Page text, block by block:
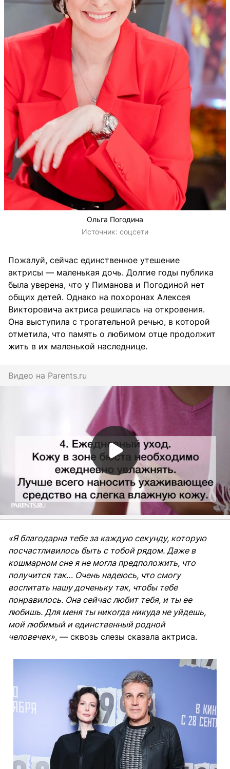
Ольга Погодина
Источник: соцсети
Пожалуй, сейчас единственное утешение
актрисы — маленькая дочь. Долгие годы публика
была уверена, что у Пиманова и Погодиной нет
общих детей. Однако на похоронах Алексея
Викторовича актриса решилась на откровения.
Она выступила с трогательной речью, в которой
отметила, что память о любимом отце продолжит
жить в их маленькой наследнице.
Видео на parents.ru
«Я благодарна тебе за каждую секунду, которую
посчастливилось быть с тобой рядом. Даже в
кошмарном сне я не могла предположить, что
получится так… Очень надеюсь, что смогу
воспитать нашу доченьку так, чтобы тебе
понравилось. Она сейчас любит тебя, и ты ее
любишь. Для меня ты никогда никуда не уйдешь,
мой любимый и единственный родной
человечек», — сквозь слезы сказала актриса.